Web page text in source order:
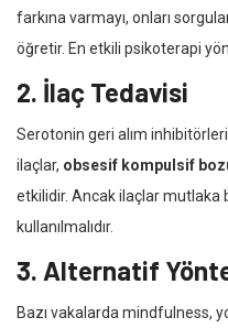
farkına varmayı, onları
öğretir. En etkili psikoterapi
2. İlaç Tedavisi
Serotonin geri alım
ilaçlar, obsesif kompulsif
etkilidir. Ancak ilaçlar
kullanılmalıdır.
3. Alternatif
Bazı vakalarda mindfulness,